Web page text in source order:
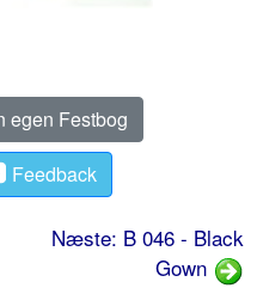
egen Festbog
Feedback
Næste: B 046 - Black
Gown